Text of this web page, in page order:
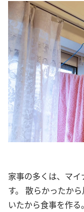
家事の多くは、マ
す。 散らかったか
いたから食事を作